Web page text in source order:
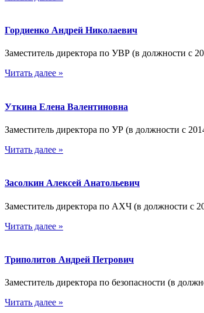
Гордиенко Андрей Николаевич
Заместитель директора по УВР (в должности с
Читать далее »
Уткина Елена Валентиновна
Заместитель директора по УР (в должности с
Читать далее »
Засолкин Алексей Анатольевич
Заместитель директора по АХЧ (в должности с
Читать далее »
Триполитов Андрей Петрович
Заместитель директора по безопасности (в
Читать далее »